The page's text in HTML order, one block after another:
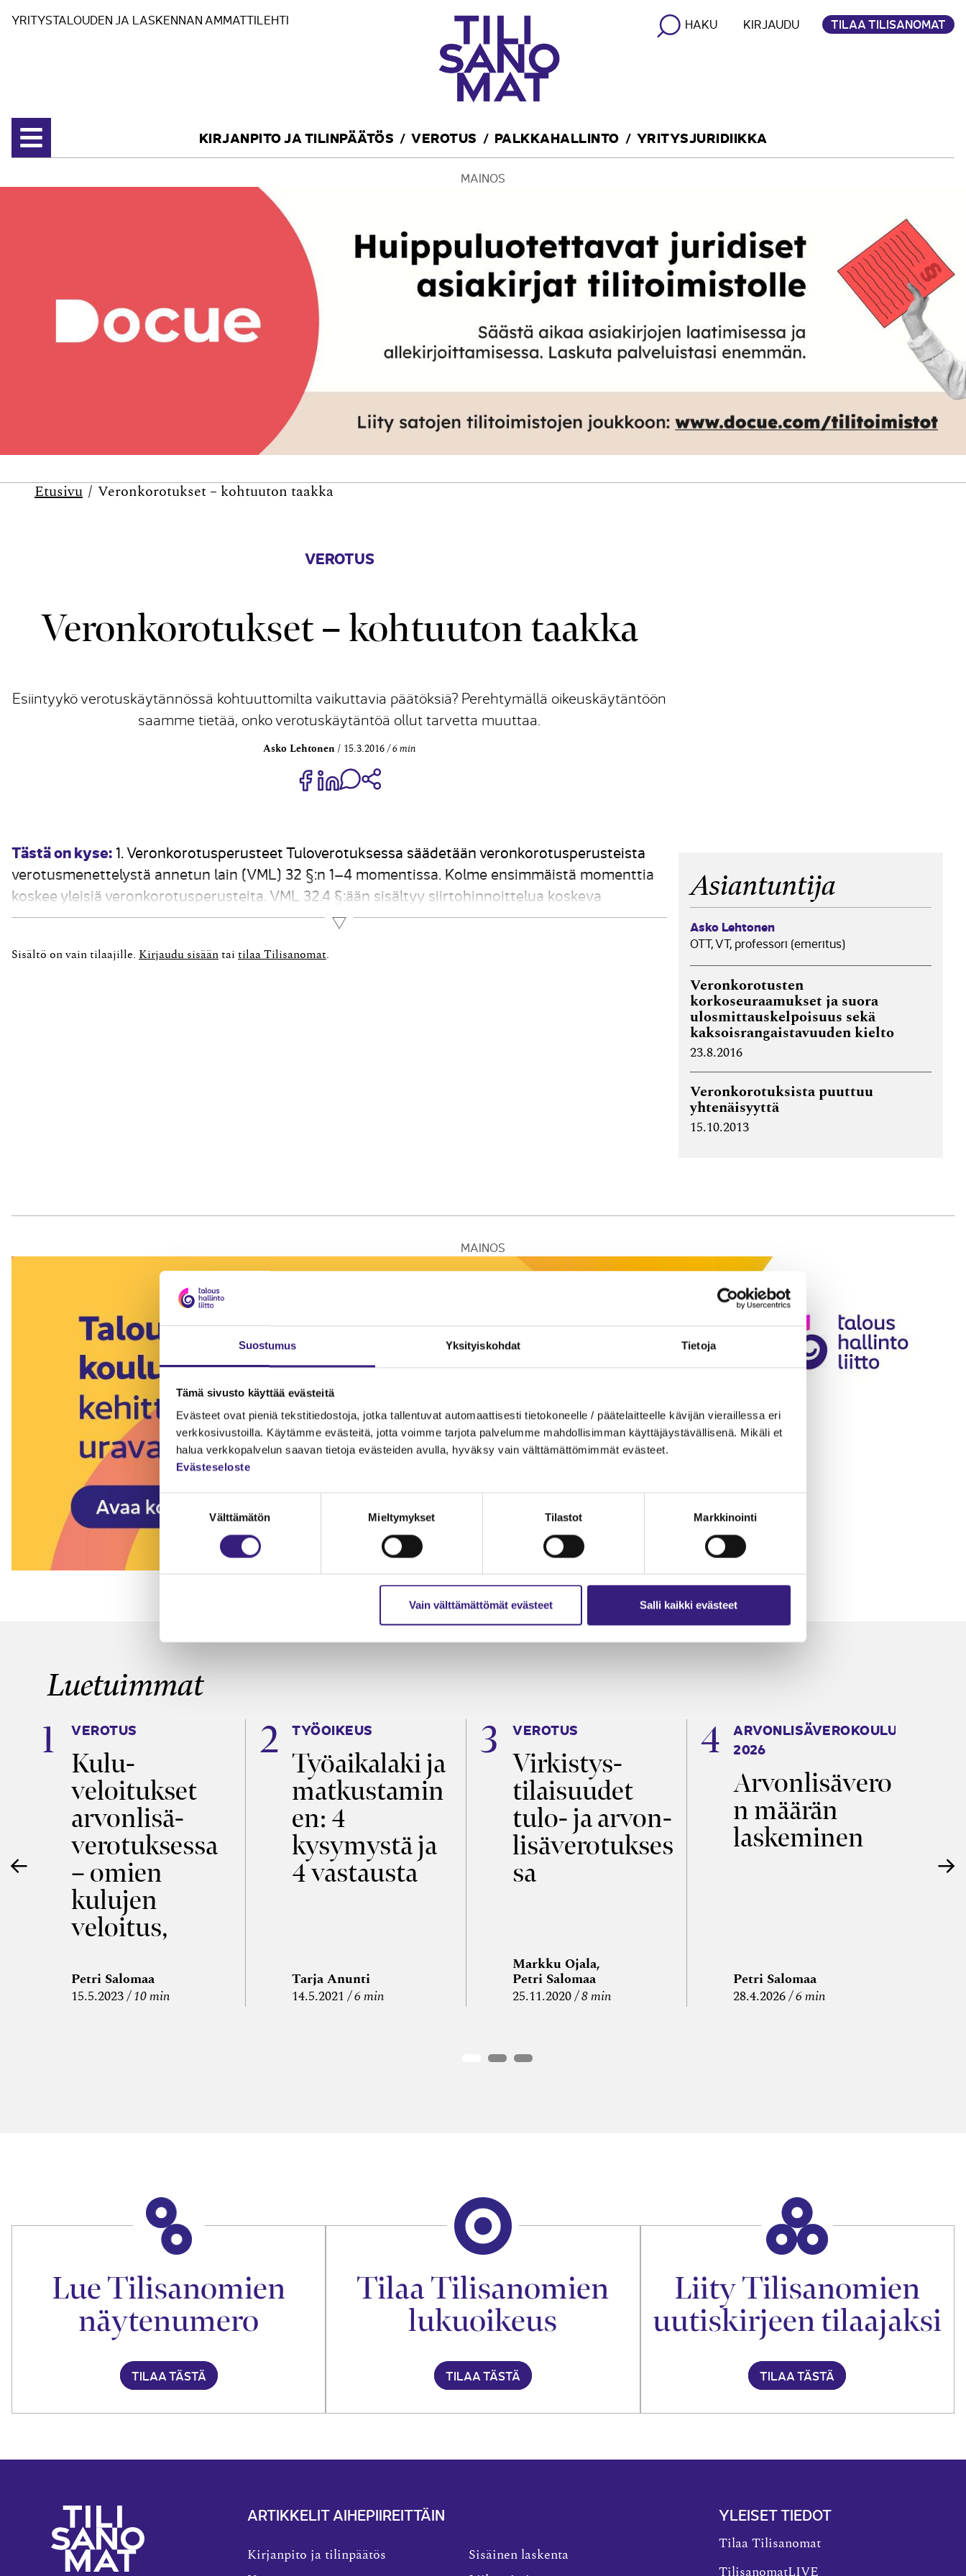
Suostumus Yksityiskohdat Tietoja
Tämä sivusto käyttää evästeitä
Evästeet ovat pieniä tekstitiedostoja, jotka tallentuvat automaattisesti tietokoneelle / päätelaitteelle kävijän vieraillessa eri
verkkosivustoilla. Käytämme evästeitä, jotta voimme tarjota palvelumme mahdollisimman käyttäjäystävällisenä. Mikäli et
halua verkkopalvelun saavan tietoja evästeiden avulla, hyväksy vain välttämättömimmät evästeet.
Evästeseloste
valinta
Välttämätön Mieltymykset Tilastot Markkinointi
Vain välttämättömät evästeet Salli kaikki evästeet
YRITYSTALOUDEN JA LASKENNAN AMMATTILEHTI HAKU KIRJAUDU TILAA TILISANOMAT
Avaa valikko
KIRJANPITO JA TILINPÄÄTÖS VEROTUS PALKKAHALLINTO YRITYSJURIDIIKKA
MAINOS
Etusivu Veronkorotukset – kohtuuton taakka
VEROTUS
Veronkorotukset – kohtuuton taakka
Esiintyykö verotuskäytännössä kohtuuttomilta vaikuttavia päätöksiä? Perehtymällä oikeuskäytäntöön
saamme tietää, onko verotuskäytäntöä ollut tarvetta muuttaa.
Asko Lehtonen 15.3.2016 6 min
Jaa Share on Facebook
Jaa Share on LinkedIn
Jaa WhatsApp-viestinä
Tästä on kyse: 1. Veronkorotusperusteet Tuloverotuksessa säädetään veronkorotusperusteista
verotusmenettelystä annetun lain (VML) 32 §:n 1–4 momentissa. Kolme ensimmäistä momenttia
koskee yleisiä veronkorotusperusteita. VML 32.4 §:ään sisältyy siirtohinnoittelua koskeva
erityissäännös, jota ei käsitellä tässä yhteydessä. 2. Enintään 150 euron suuruinen veronkorotus
Lue lisää
Sisältö on vain tilaajille. Kirjaudu sisään tai tilaa Tilisanomat
Asiantuntija
Asko Lehtonen
OTT, VT, professori (emeritus)
Veronkorotusten
korkoseuraamukset ja suora
ulosmittauskelpoisuus sekä
kaksoisrangaistavuuden kielto
23.8.2016
Veronkorotuksista puuttuu
yhtenäisyyttä
15.10.2013
MAINOS
Luetuimmat
VEROTUS
Kulu­
veloitukset
arvon­lisä­
verotuksessa
– omien
kulujen
veloitus,
edelleen­
veloitus ja
Petri Salomaa
15.5.2023 10 min
TYÖOIKEUS
Työaikalaki ja
matkustamin
en: 4
kysymystä ja
4 vastausta
Tarja Anunti
14.5.2021
6 min
VEROTUS
Virkistys­
tilaisuudet
tulo- ja arvon­
lisäverotukses
sa
Markku Ojala,
Petri Salomaa
25.11.2020 8 min
ARVONLISÄVEROKOULU
2026
Arvonlisävero
n määrän
laskeminen
Petri Salomaa
28.4.2026 6 min
Lue Tilisanomien
näytenumero
TILAA TÄSTÄ
Tilaa Tilisanomien
lukuoikeus
TILAA TÄSTÄ
Liity Tilisanomien
uutiskirjeen tilaajaksi
TILAA TÄSTÄ
ARTIKKELIT AIHEPIIREITTÄIN
Kirjanpito ja tilinpäätös
Sisäinen laskenta
YLEISET TIEDOT
Tilaa Tilisanomat
TilisanomatLIVE